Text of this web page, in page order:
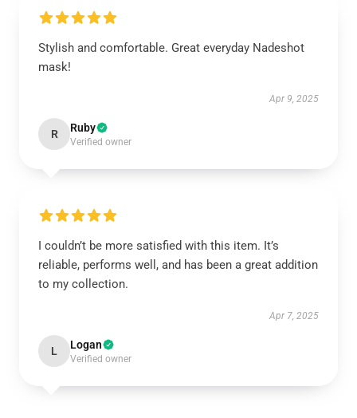
Stylish and comfortable. Great everyday Nadeshot
mask!
Apr 9, 2025
R Ruby
Verified owner
I couldn’t be more satisfied with this item. It’s
reliable, performs well, and has been a great addition
to my collection.
Apr 7, 2025
L Logan
Verified owner